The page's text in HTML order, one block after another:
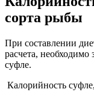
сорта рыбы
При составлении
расчета, необходимо
суфле.
Калорийность